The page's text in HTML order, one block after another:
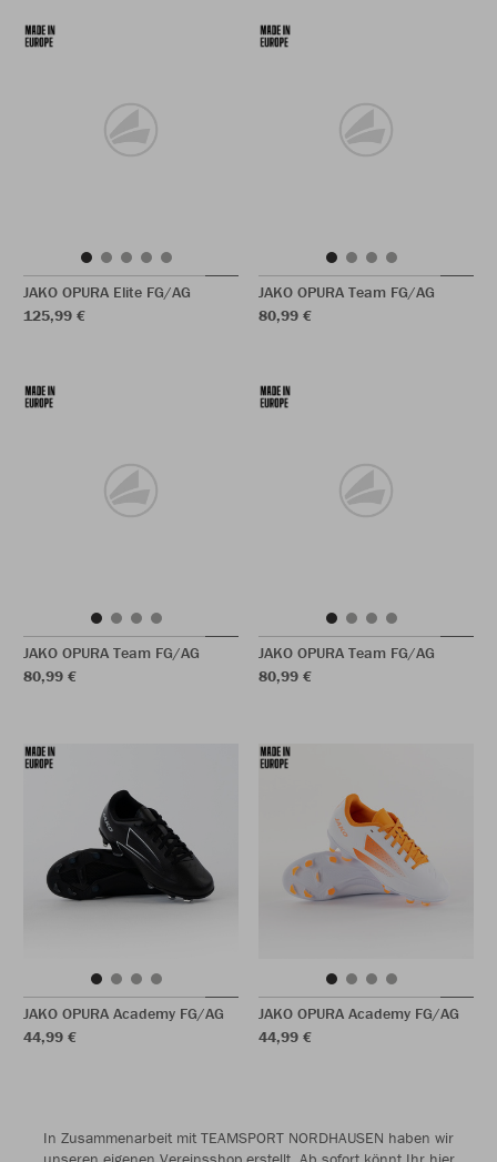
JAKO OPURA Elite FG/AG
125,99 €
JAKO OPURA Team FG/AG
80,99 €
JAKO OPURA Team FG/AG
80,99 €
JAKO OPURA Team FG/AG
80,99 €
JAKO OPURA Academy FG/AG
44,99 €
JAKO OPURA Academy FG/AG
44,99 €
In Zusammenarbeit mit TEAMSPORT NORDHAUSEN haben wir